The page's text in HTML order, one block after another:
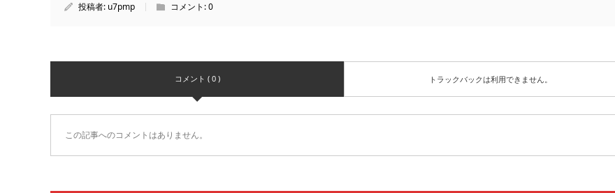
投稿者: u7pmp コメント:0
コメント ( 0 ) トラックバックは利用できません。
この記事へのコメントはありません。